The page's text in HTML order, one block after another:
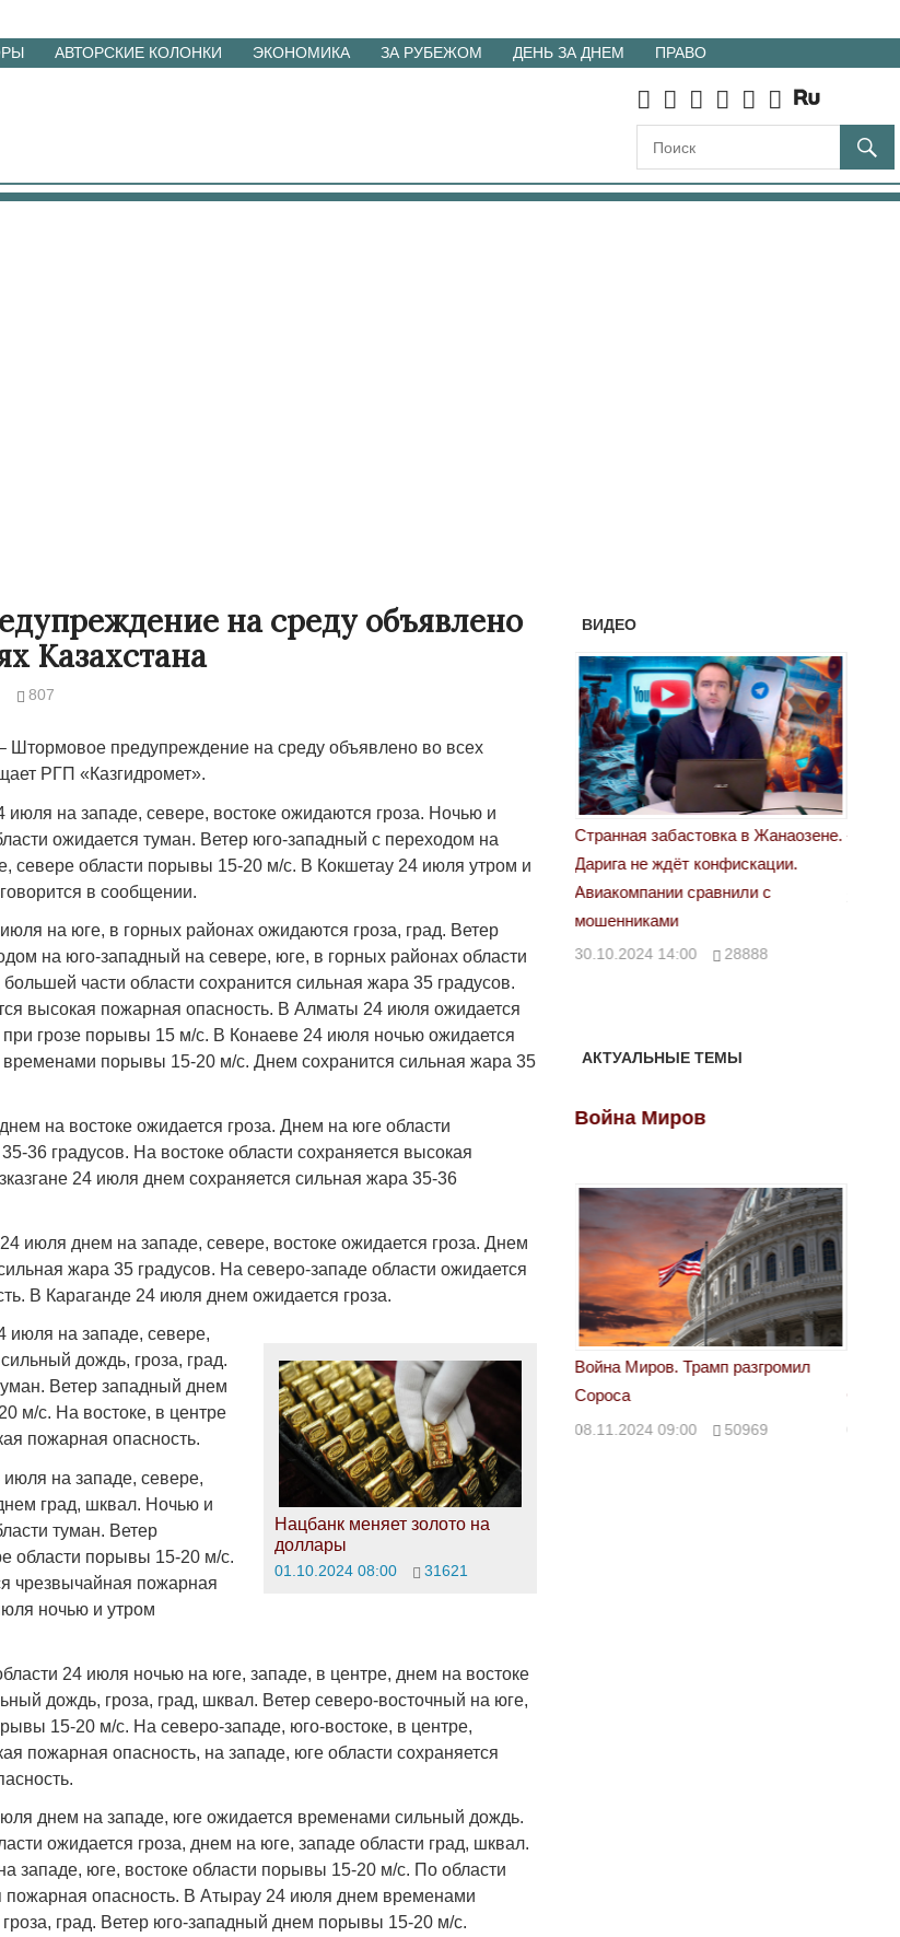
АВТОРСКИЕ КОЛОНКИ ЭКОНОМИКА ЗА РУБЕЖОМ ДЕНЬ ЗА ДНЕМ ПРАВО
на среду объявлено
Казахстана
807
Штормовое предупреждение на среду объявлено во всех
РГП «Казгидромет».
июля на западе, севере, востоке ожидаются гроза. Ночью и
ожидается туман. Ветер юго-западный с переходом на
севере области порывы 15-20 м/с. В Кокшетау 24 июля утром и
в сообщении.
на юге, в горных районах ожидаются гроза, град. Ветер
на юго-западный на севере, юге, в горных районах области
части области сохранится сильная жара 35 градусов.
высокая пожарная опасность. В Алматы 24 июля ожидается
при грозе порывы 15 м/с. В Конаеве 24 июля ночью ожидается
временами порывы 15-20 м/с. Днем сохранится сильная жара 35
на востоке ожидается гроза. Днем на юге области
36 градусов. На востоке области сохраняется высокая
24 июля днем сохраняется сильная жара 35-36
июля днем на западе, севере, востоке ожидается гроза. Днем
жара 35 градусов. На северо-западе области ожидается
В Караганде 24 июля днем ожидается гроза.
Нацбанк меняет золото на
доллары
01.10.2024 08:00 31621
июля на западе, севере,
дождь, гроза, град.
Ветер западный днем
м/с. На востоке, в центре
пожарная опасность.
июля на западе, севере,
град, шквал. Ночью и
туман. Ветер
области порывы 15-20 м/с.
чрезвычайная пожарная
ночью и утром
24 июля ночью на юге, западе, в центре, днем на востоке
дождь, гроза, град, шквал. Ветер северо-восточный на юге,
15-20 м/с. На северо-западе, юго-востоке, в центре,
пожарная опасность, на западе, юге области сохраняется
днем на западе, юге ожидается временами сильный дождь.
ожидается гроза, днем на юге, западе области град, шквал.
западе, юге, востоке области порывы 15-20 м/с. По области
пожарная опасность. В Атырау 24 июля днем временами
град. Ветер юго-западный днем порывы 15-20 м/с.
ВИДЕО
Народ выбрал свет
17.10.2024 17:00 29972
Странная забастовка в Жанаозене.
Дарига не ждёт конфискации.
30.10.2024 14:00 28888
«Новый Казахстан не говорит всей
правды»
29.10.2024 09:00 39623
АКТУАЛЬНЫЕ ТЕМЫ
Война Миров
Война Миров. Трамп разгромил
Сороса
08.11.2024 09:00 50969
Война Миров
Война Миров. Трамп разгромил
Сороса
08.11.2024 09:00 50969